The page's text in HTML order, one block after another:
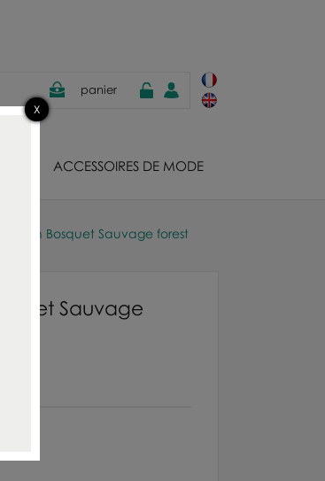
panier
ACCESSOIRES DE MODE
coussin Bosquet Sauvage forest
Sauvage